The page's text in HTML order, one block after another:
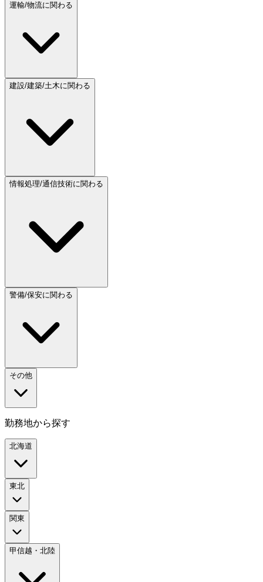
運輸/物流に関わる
建設/建築/土木に関わる
情報処理/通信技術に関わる
警備/保安に関わる
その他
勤務地から探す
北海道
東北
関東
甲信越・北陸